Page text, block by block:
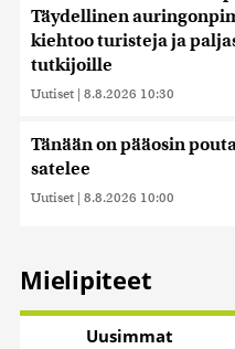
Täydellinen
kiehtoo turisteja ja
tutkijoille
Uutiset | 8.8.2026 10:30
Tänään on pääosin
satelee
Uutiset | 8.8.2026 10:00
Mielipiteet
Uusimmat